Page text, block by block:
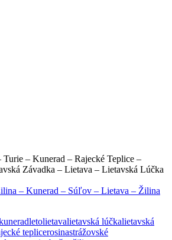
Turie – Kunerad – Rajecké Teplice –
Závadka – Lietava – Lietavská Lúčka
– Kunerad – Súľov – Lietava – Žilina
letolietavalietavská lúčkalietavská
teplicerosinastrážovské